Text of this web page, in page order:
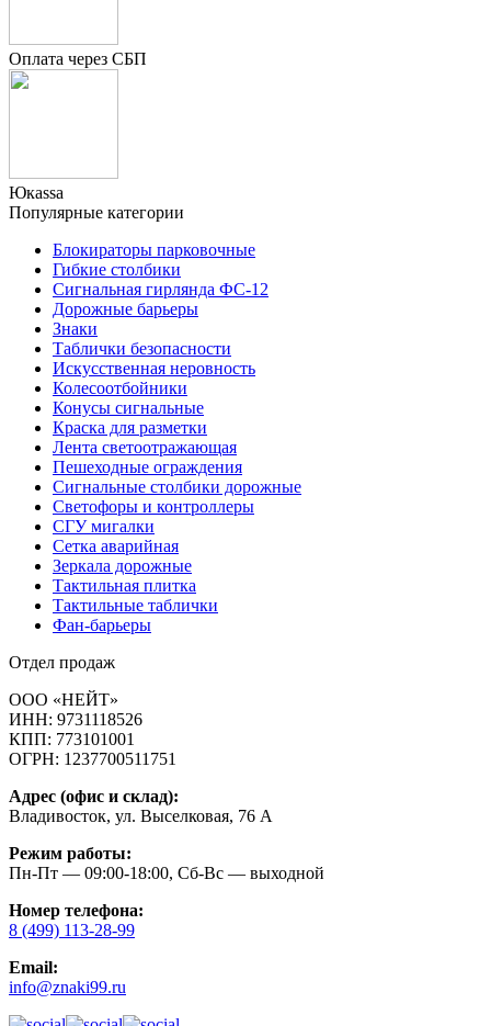
Оплата через СБП
Юкаssа
Популярные категории
Блокираторы парковочные
Гибкие столбики
Сигнальная гирлянда ФС-12
Дорожные барьеры
Знаки
Таблички безопасности
Искусственная неровность
Колесоотбойники
Конусы сигнальные
Краска для разметки
Лента светоотражающая
Пешеходные ограждения
Сигнальные столбики дорожные
Светофоры и контроллеры
СГУ мигалки
Cетка аварийная
Зеркала дорожные
Тактильная плитка
Тактильные таблички
Фан-барьеры
Отдел продаж
ООО «НЕЙТ»
ИНН: 9731118526
КПП: 773101001
ОГРН: 1237700511751
Адрес (офис и склад):
Владивосток, ул. Выселковая, 76 А
Режим работы:
Пн-Пт — 09:00-18:00, Сб-Вс — выходной
Номер телефона:
8 (499) 113-28-99
Email:
info@znaki99.ru